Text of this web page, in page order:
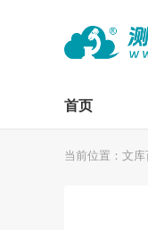
首页
当前位置： 文库